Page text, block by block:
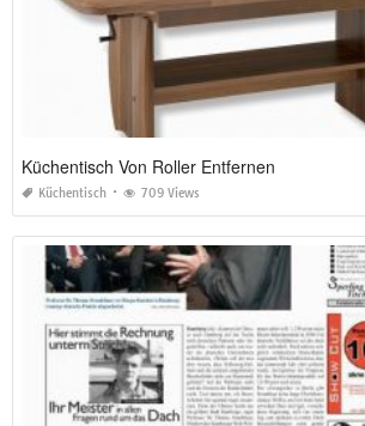
Küchentisch Von Roller Entfernen
Küchentisch 709 Views